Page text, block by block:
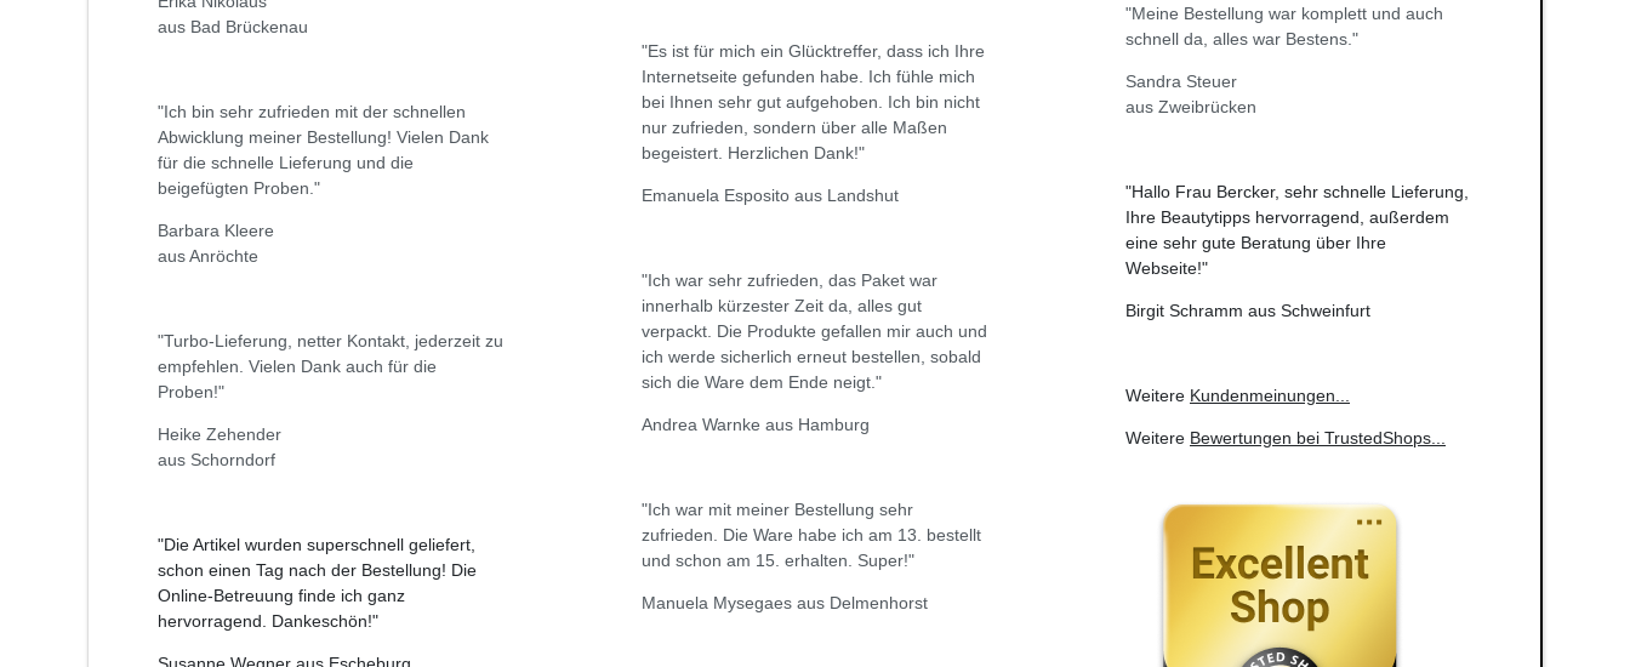
aus Bad Brückenau
"Ich bin sehr zufrieden mit der schnellen
Abwicklung meiner Bestellung! Vielen Dank
für die schnelle Lieferung und die
beigefügten Proben."
Barbara Kleere
aus Anröchte
"Turbo-Lieferung, netter Kontakt, jederzeit zu
empfehlen. Vielen Dank auch für die
Proben!"
Heike Zehender
aus Schorndorf
"Die Artikel wurden superschnell geliefert,
schon einen Tag nach der Bestellung! Die
Online-Betreuung finde ich ganz
hervorragend. Dankeschön!"
Susanne Wegner aus Escheburg
"Es ist für mich ein Glücktreffer, dass ich Ihre
Internetseite gefunden habe. Ich fühle mich
bei Ihnen sehr gut aufgehoben. Ich bin nicht
nur zufrieden, sondern über alle Maßen
begeistert. Herzlichen Dank!"
Emanuela Esposito aus Landshut
"Ich war sehr zufrieden, das Paket war
innerhalb kürzester Zeit da, alles gut
verpackt. Die Produkte gefallen mir auch und
ich werde sicherlich erneut bestellen, sobald
sich die Ware dem Ende neigt."
Andrea Warnke aus Hamburg
"Ich war mit meiner Bestellung sehr
zufrieden. Die Ware habe ich am 13. bestellt
und schon am 15. erhalten. Super!"
Manuela Mysegaes aus Delmenhorst
"Meine Bestellung war komplett und auch
schnell da, alles war Bestens."
Sandra Steuer
aus Zweibrücken
"Hallo Frau Bercker, sehr schnelle Lieferung,
Ihre Beautytipps hervorragend, außerdem
eine sehr gute Beratung über Ihre
Webseite!"
Birgit Schramm aus Schweinfurt
Weitere Kundenmeinungen
Weitere Bewertungen bei TrustedShops